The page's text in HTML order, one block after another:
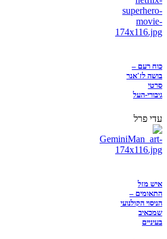
כוח רעם –
בושה לז'אנר
סרטי
גיבורי-העל
עדי פרל
איש מזל
התאומים –
הניסוי הקולנועי
שמכאיב
בעיניים